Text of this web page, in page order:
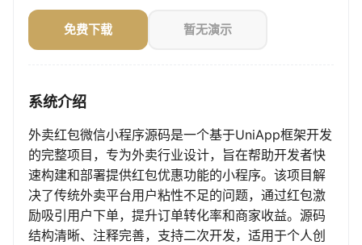
免费下载 暂无演示
系统介绍
外卖红包微信小程序源码是一个基于UniApp框架开发
的完整项目，专为外卖行业设计，旨在帮助开发者快
速构建和部署提供红包优惠功能的小程序。该项目解
决了传统外卖平台用户粘性不足的问题，通过红包激
励吸引用户下单，提升订单转化率和商家收益。源码
结构清晰、注释完善，支持二次开发，适用于个人创